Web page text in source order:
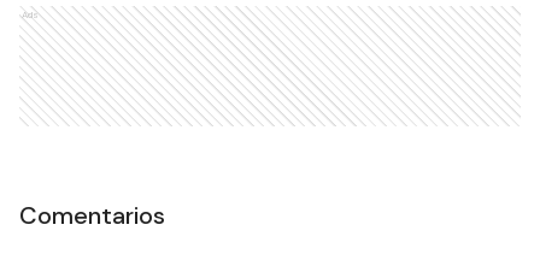
Ads
Comentarios